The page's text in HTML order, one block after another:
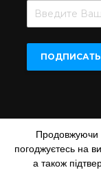
При
відкрите для
Продовжуючи
погоджуєтесь на
а також